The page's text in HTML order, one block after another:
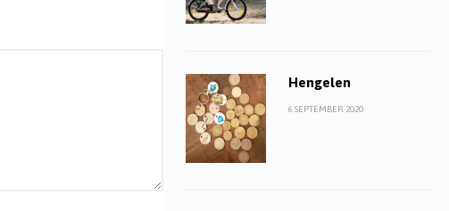
Hengelen
6 SEPTEMBER 2020